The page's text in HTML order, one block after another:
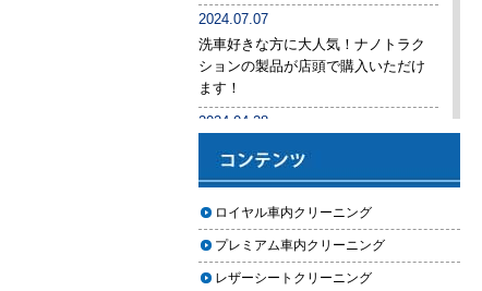
果を感じない人が見落としている3
つの原因
【2026年版】車内クリーニングは
自分でできる？プロに頼むべき境
界線と失敗例
い原因とは？タバコ・ペット・カ
ビ別の正しい対処法
【2026年版】車内クリーニングは
2024.07.07
洗車好きな方に大人気！ナノトラク
ションの製品が店頭で購入いただけ
ます！
2024.04.28
リース
2024年ゴールデンウィーク期間中の
営業予定（埼玉本店・東京足立店・
秋田能代店）
ロイヤル車内クリーニング
プレミアム車内クリーニング
レザーシートクリーニング